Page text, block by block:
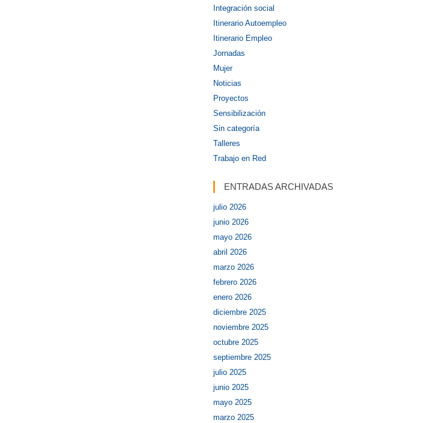
Integración social
Itinerario Autoempleo
Itinerario Empleo
Jornadas
Mujer
Noticias
Proyectos
Sensibilización
Sin categoría
Talleres
Trabajo en Red
ENTRADAS ARCHIVADAS
julio 2026
junio 2026
mayo 2026
abril 2026
marzo 2026
febrero 2026
enero 2026
diciembre 2025
noviembre 2025
octubre 2025
septiembre 2025
julio 2025
junio 2025
mayo 2025
marzo 2025